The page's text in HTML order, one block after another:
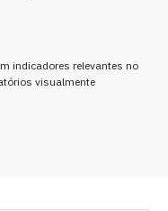
indicadores relevantes no
visualmente